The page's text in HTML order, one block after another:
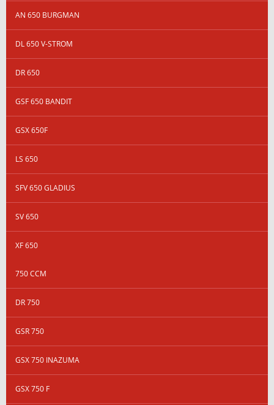
AN 650 BURGMAN
DL 650 V-STROM
DR 650
GSF 650 BANDIT
GSX 650F
LS 650
SFV 650 GLADIUS
SV 650
XF 650
750 CCM
DR 750
GSR 750
GSX 750 INAZUMA
GSX 750 F